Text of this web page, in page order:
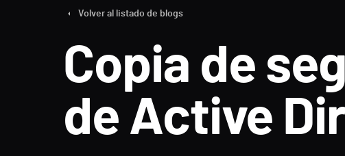
Volver al listado de blogs
Copia de
de Active